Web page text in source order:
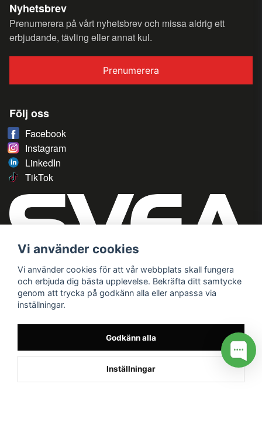
Nyhetsbrev
Prenumerera på vårt nyhetsbrev och missa aldrig ett
erbjudande, tävling eller annat kul.
Prenumerera
Följ oss
Facebook
Instagram
LinkedIn
TikTok
Vi använder cookies
Vi använder cookies för att vår webbplats skall fungera
och erbjuda dig bästa upplevelse. Bekräfta ditt samtycke
genom att trycka på godkänn alla eller anpassa via
inställningar.
Godkänn alla
Inställningar